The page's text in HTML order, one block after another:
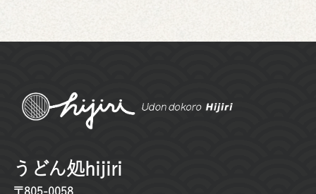
うどん処hijiri
〒805-0058